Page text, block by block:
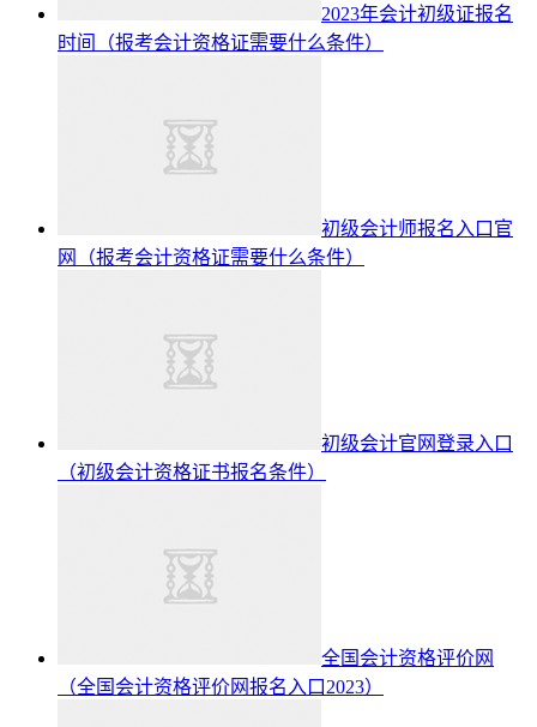
2023年会计初级证报名
时间（报考会计资格证需要什么条件）
初级会计师报名入口官
网（报考会计资格证需要什么条件）
初级会计官网登录入口
（初级会计资格证书报名条件）
全国会计资格评价网
（全国会计资格评价网报名入口2023）